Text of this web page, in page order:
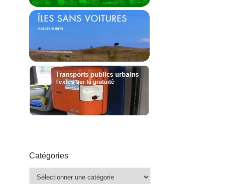
Catégories
Catégories